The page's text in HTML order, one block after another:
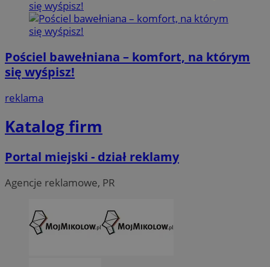
Pościel bawełniana – komfort, na którym
się wyśpisz!
reklama
Katalog firm
Portal miejski - dział reklamy
Agencje reklamowe, PR